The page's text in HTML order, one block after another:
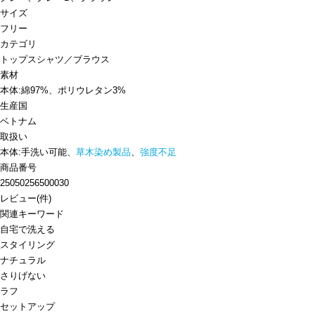
サイズ
フリー
カテゴリ
トップスシャツ／ブラウス
素材
本体:綿97%、ポリウレタン3%
生産国
ベトナム
取扱い
本体:手洗い可能、 草木染め製品、 強度不足
商品番号
25050256500030
レビュー(件)
関連キーワード
自宅で洗える
スタイリング
ナチュラル
さりげない
ラフ
セットアップ